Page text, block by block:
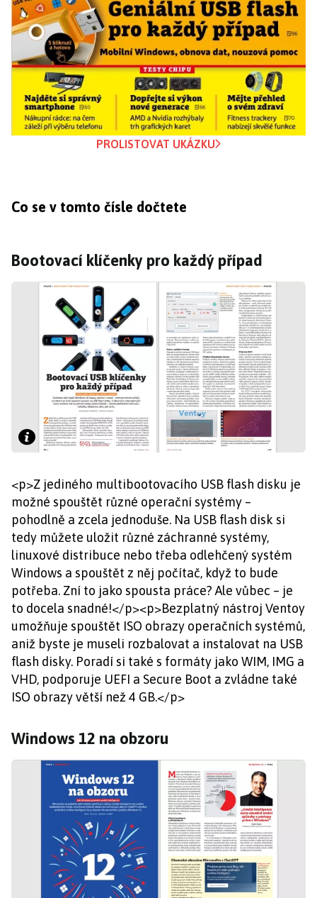
PROLISTOVAT UKÁZKU
Co se v tomto čísle dočtete
Bootovací klíčenky pro každý případ
<p>Z jediného multibootovacího USB flash disku je
možné spouštět různé operační systémy –
pohodlně a zcela jednoduše. Na USB flash disk si
tedy můžete uložit různé záchranné systémy,
linuxové distribuce nebo třeba odlehčený systém
Windows a spouštět z něj počítač, když to bude
potřeba. Zní to jako spousta práce? Ale vůbec – je
to docela snadné!</p><p>Bezplatný nástroj Ventoy
umožňuje spouštět ISO obrazy operačních systémů,
aniž byste je museli rozbalovat a instalovat na USB
flash disky. Poradí si také s formáty jako WIM, IMG a
VHD, podporuje UEFI a Secure Boot a zvládne také
ISO obrazy větší než 4 GB.</p>
Windows 12 na obzoru